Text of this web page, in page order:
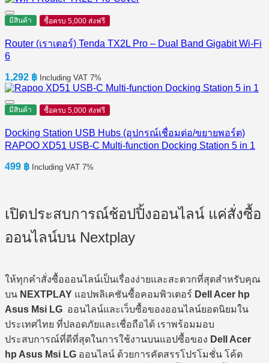
มีสินค้า ซื้อครบ 5,000 ส่งฟรี
Router (เราเตอร์) Tenda TX2L Pro – Dual Band Gigabit Wi-Fi
6
1,292 ฿ Including VAT 7%
มีสินค้า ซื้อครบ 5,000 ส่งฟรี
Docking Station USB Hubs (อุปกรณ์เชื่อมต่อ/ขยายพอร์ต)
RAPOO XD51 USB-C Multi-function Docking Station 5 in 1
499 ฿ Including VAT 7%
เปิดประสบการณ์ช้อปปิ้งออนไลน์ แค่สั่งซื้อ
ออนไลน์บน Nextplay
ให้ทุกคำสั่งซื้อออนไลน์เป็นเรื่องง่ายและสะดวกที่สุดสำหรับคุณ
บน NEXTPLAY แอปพลิเคชันซื้อคอมพิวเตอร์ Dell Acer hp
Asus Msi LG ออนไลน์และเว็บซื้อของออนไลน์ยอดนิยมใน
ประเทศไทย ที่ปลอดภัยและเชื่อถือได้ เราพร้อมมอบ
ประสบการณ์ที่ดีที่สุดในการใช้งานบนแอปซื้อของ Dell Acer
hp Asus Msi LG ออนไลน์ ด้วยการคัดสรรโปรโมชั่น โค้ด